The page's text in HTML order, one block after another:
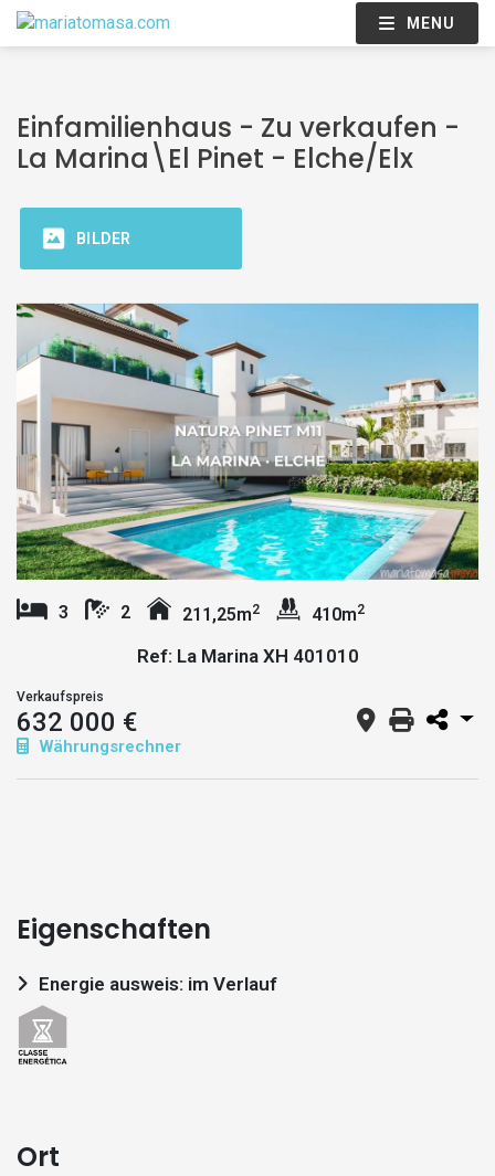
MENU
Einfamilienhaus - Zu verkaufen -
La Marina\El Pinet - Elche/Elx
BILDER
3 2 211,25m2 410m2
Ref: La Marina XH 401010
Verkaufspreis
632 000 €
Währungsrechner
Eigenschaften
Energie ausweis: im Verlauf
Ort